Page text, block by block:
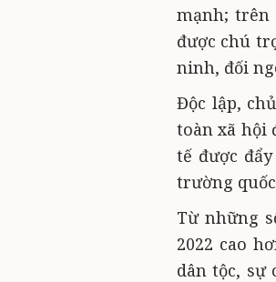
mạnh; trên
được chú
ninh, đối
Độc lập,
toàn xã hội
tế được
trường
Từ những
2022 cao
dân tộc, sự